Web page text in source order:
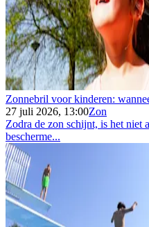
Zonnebril voor kinderen:
27 juli 2026, 13:00Zon
Zodra de zon schijnt, is het niet
bescherme...